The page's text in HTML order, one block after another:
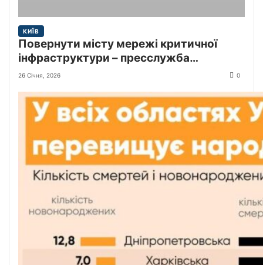
КИЇВ
Повернути місту мережі критичної
інфраструктури – пресслужба
Київської міської прокуратури
26 Січня, 2026 0